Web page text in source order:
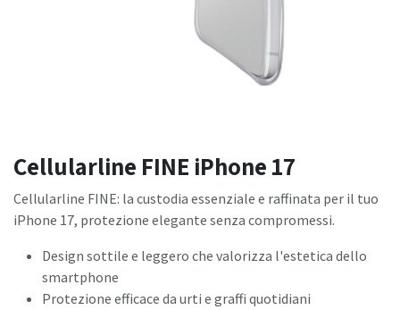
Cellularline FINE iPhone 17
Cellularline FINE: la custodia essenziale e raffinata per il tuo
iPhone 17, protezione elegante senza compromessi.
Design sottile e leggero che valorizza l'estetica dello
smartphone
Protezione efficace da urti e graffi quotidiani